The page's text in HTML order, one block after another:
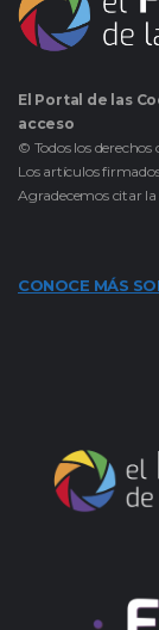
El Portal de las
acceso
© Todos los
Los artículos
Agradecemos citar
CONOCE MÁS